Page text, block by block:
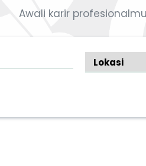
Awali karir